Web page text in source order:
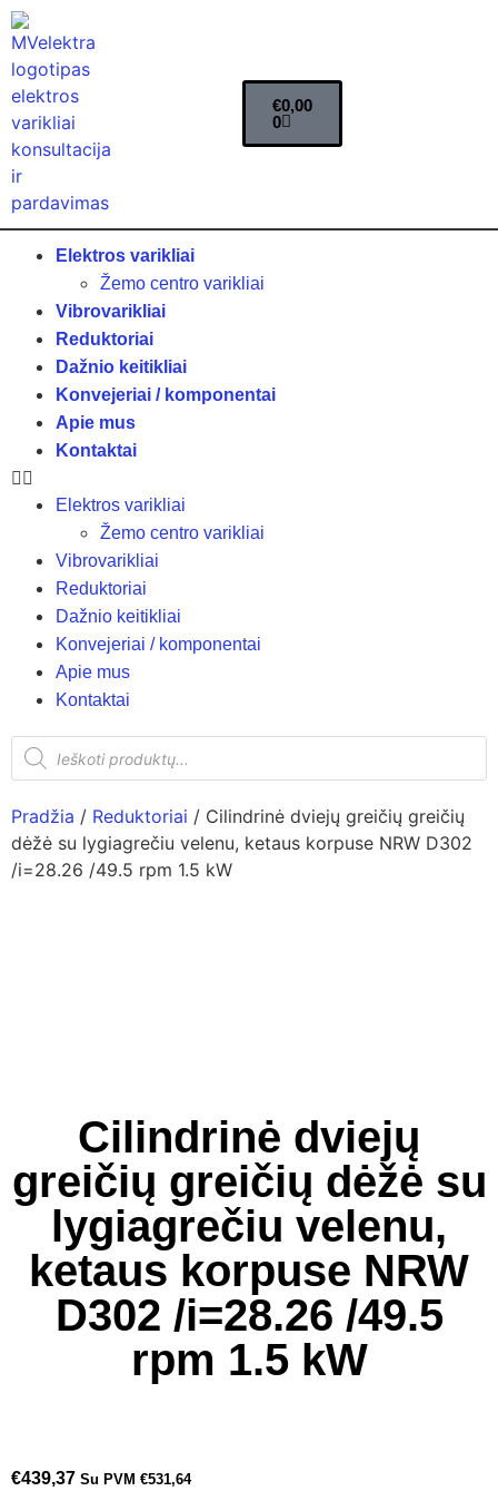
€0,00
0
Elektros varikliai
Žemo centro varikliai
Vibrovarikliai
Reduktoriai
Dažnio keitikliai
Konvejeriai / komponentai
Apie mus
Kontaktai
Elektros varikliai
Žemo centro varikliai
Vibrovarikliai
Reduktoriai
Dažnio keitikliai
Konvejeriai / komponentai
Apie mus
Kontaktai
Pradžia / Reduktoriai / Cilindrinė dviejų greičių greičių
dėžė su lygiagrečiu velenu, ketaus korpuse NRW D302
/i=28.26 /49.5 rpm 1.5 kW
Cilindrinė dviejų
greičių greičių dėžė su
lygiagrečiu velenu,
ketaus korpuse NRW
D302 /i=28.26 /49.5
rpm 1.5 kW
€439,37 Su PVM €531,64